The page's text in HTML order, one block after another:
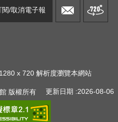
閱/取消電子報
x 720 解析度瀏覽本網站
版權所有 更新日期 2026-08-06